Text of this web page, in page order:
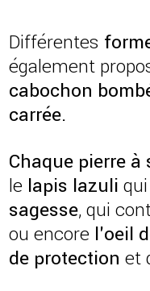
Différentes
également
cabochon
carrée.
Chaque pierre
le lapis lazuli
sagesse, qui
ou encore l'oeil
de protection et